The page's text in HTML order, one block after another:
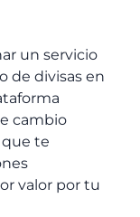
un servicio
de divisas en
cambio
te
valor por tu